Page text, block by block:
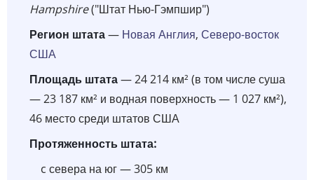
Hampshire("Штат Нью-Гэмпшир")
Регион штата— Новая Англия, Северо-восток
США
Площадь штата— 24 214 км² (в том числе суша
— 23 187 км² и водная поверхность — 1 027 км²),
46 место среди штатов США
Протяженность штата:
c севера на юг — 305 км